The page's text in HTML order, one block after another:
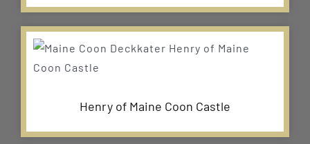
Henry of Maine Coon Castle